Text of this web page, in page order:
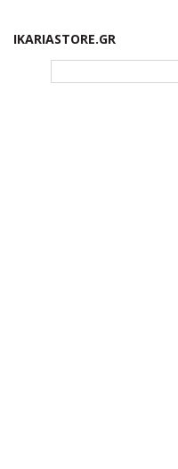
IKARIASTORE.GR